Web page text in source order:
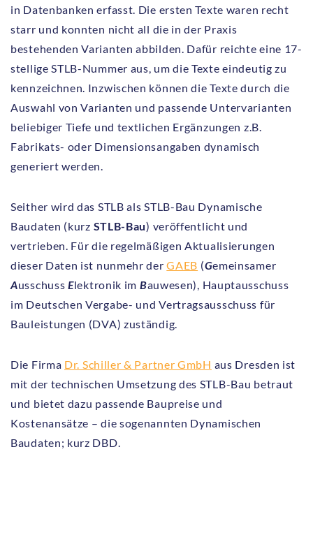
in Datenbanken erfasst. Die ersten Texte waren recht
starr und konnten nicht all die in der Praxis
bestehenden Varianten abbilden. Dafür reichte eine 17-
stellige STLB-Nummer aus, um die Texte eindeutig zu
kennzeichnen. Inzwischen können die Texte durch die
Auswahl von Varianten und passende Untervarianten
beliebiger Tiefe und textlichen Ergänzungen z.B.
Fabrikats- oder Dimensionsangaben dynamisch
generiert werden.
Seither wird das STLB als STLB-Bau Dynamische
Baudaten (kurz STLB-Bau) veröffentlicht und
vertrieben. Für die regelmäßigen Aktualisierungen
dieser Daten ist nunmehr derGAEB (Gemeinsamer
AusschussElektronik im Bauwesen), Hauptausschuss
im Deutschen Vergabe- und Vertragsausschuss für
Bauleistungen (DVA) zuständig.
Die Firma Dr. Schiller & Partner GmbH aus Dresden ist
mit der technischen Umsetzung des STLB-Bau betraut
und bietet dazu passende Baupreise und
Kostenansätze – die sogenannten Dynamischen
Baudaten; kurz DBD.